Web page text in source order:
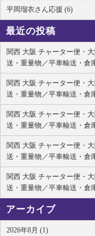
平岡瑠衣さん応援 (6)
最近の投稿
関西 大阪 チャーター便・
送・重量物／平車輸送・倉
関西 大阪 チャーター便・
送・重量物／平車輸送・倉
関西 大阪 チャーター便・
送・重量物／平車輸送・倉
関西 大阪 チャーター便・
送・重量物／平車輸送・倉
関西 大阪 チャーター便・
送・重量物／平車輸送・倉
アーカイブ
2026年8月 (1)